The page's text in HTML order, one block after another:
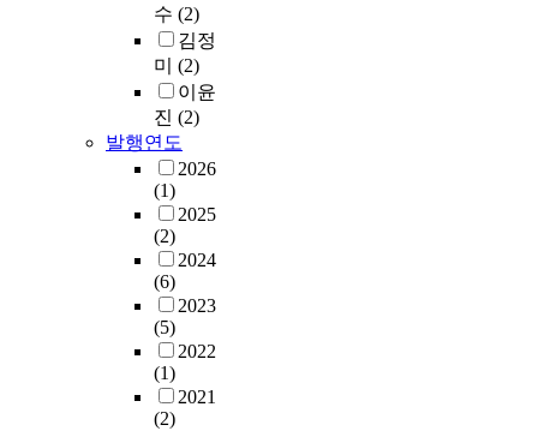
수 (2)
김정
미 (2)
이윤
진 (2)
발행연도
2026
(1)
2025
(2)
2024
(6)
2023
(5)
2022
(1)
2021
(2)